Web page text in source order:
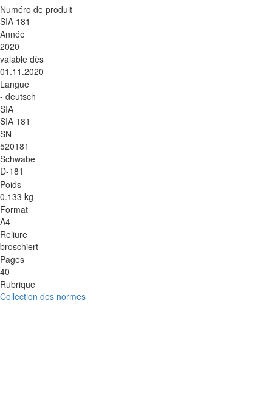
Numéro de produit
SIA 181
Année
2020
valable dès
01.11.2020
Langue
- deutsch
SIA
SIA 181
SN
520181
Schwabe
D-181
Poids
0.133 kg
Format
A4
Reliure
broschiert
Pages
40
Rubrique
Collection des normes